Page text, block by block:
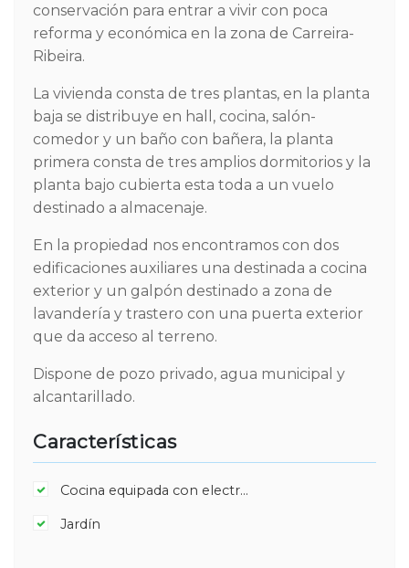
conservación para entrar a vivir con poca
reforma y económica en la zona de Carreira-
Ribeira.
La vivienda consta de tres plantas, en la planta
baja se distribuye en hall, cocina, salón-
comedor y un baño con bañera, la planta
primera consta de tres amplios dormitorios y la
planta bajo cubierta esta toda a un vuelo
destinado a almacenaje.
En la propiedad nos encontramos con dos
edificaciones auxiliares una destinada a cocina
exterior y un galpón destinado a zona de
lavandería y trastero con una puerta exterior
que da acceso al terreno.
Dispone de pozo privado, agua municipal y
alcantarillado.
Características
Cocina equipada con electrodomésticos
Jardín